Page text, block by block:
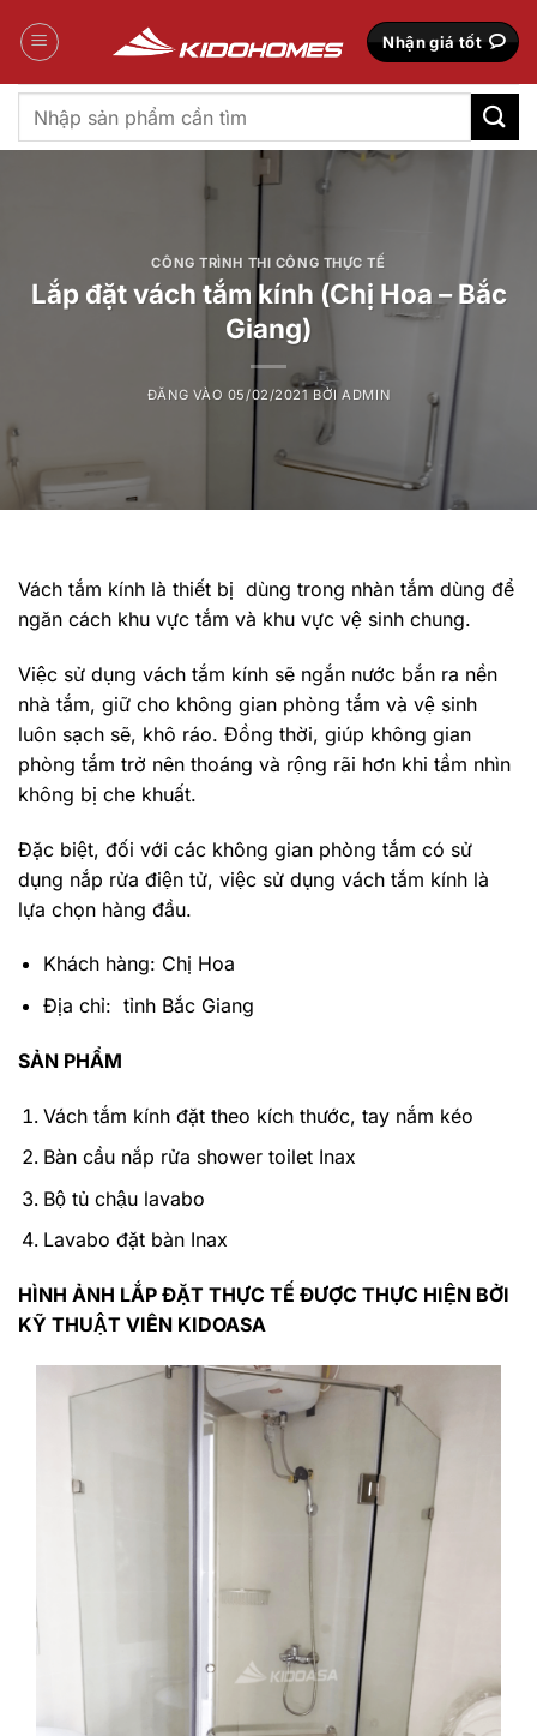
qua
Nhận giá tốt
Tìm
kiếm:
CÔNG TRÌNH THI CÔNG THỰC TẾ
Lắp đặt vách tắm kính (Chị Hoa – Bắc
Giang)
ĐĂNG VÀO 05/02/2021 BỞIADMIN
Vách tắm kính là thiết bị dùng trong nhàn tắm dùng để
ngăn cách khu vực tắm và khu vực vệ sinh chung.
Việc sử dụng vách tắm kính sẽ ngắn nước bắn ra nền
nhà tắm, giữ cho không gian phòng tắm và vệ sinh
luôn sạch sẽ, khô ráo. Đồng thời, giúp không gian
phòng tắm trở nên thoáng và rộng rãi hơn khi tầm nhìn
không bị che khuất.
Đặc biệt, đối với các không gian phòng tắm có sử
dụng nắp rửa điện tử, việc sử dụng vách tắm kính là
lựa chọn hàng đầu.
Khách hàng: Chị Hoa
Địa chỉ: tỉnh Bắc Giang
SẢN PHẨM
Vách tắm kính đặt theo kích thước, tay nắm kéo
Bàn cầu nắp rửa shower toilet Inax
Bộ tủ chậu lavabo
Lavabo đặt bàn Inax
HÌNH ẢNH LẮP ĐẶT THỰC TẾ ĐƯỢC THỰC HIỆN BỞI
KỸ THUẬT VIÊN KIDOASA